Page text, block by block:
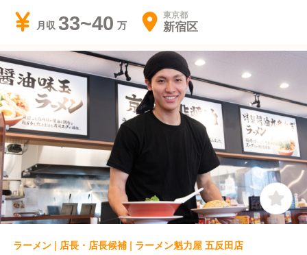
月収 33~40 東京都
新宿区
ラーメン | 店長・店長候補 | ラーメン魁力屋 五反田店